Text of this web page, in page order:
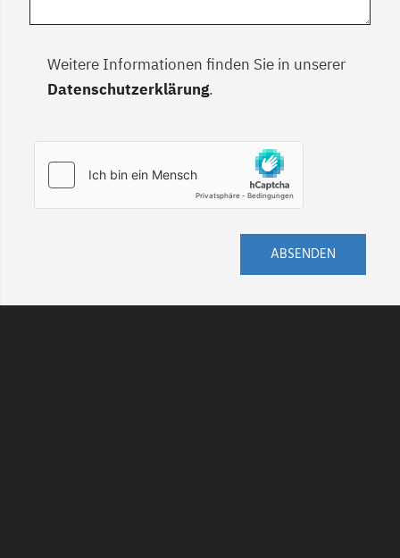
Weitere Informationen finden Sie in unserer
Datenschutzerklärung.
ABSENDEN